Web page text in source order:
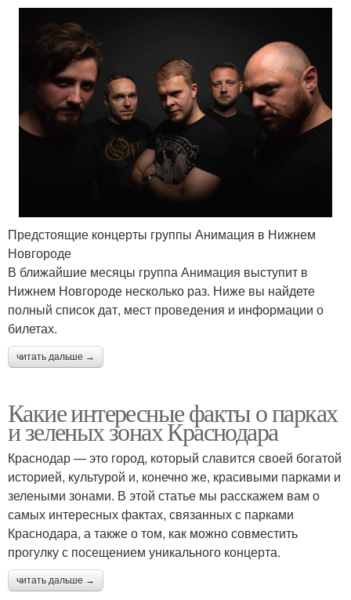
Предстоящие концерты группы Анимация в Нижнем
Новгороде
В ближайшие месяцы группа Анимация выступит в
Нижнем Новгороде несколько раз. Ниже вы найдете
полный список дат, мест проведения и информации о
билетах.
читать дальше →
Какие интересные факты о парках
и зеленых зонах Краснодара
Краснодар — это город, который славится своей богатой
историей, культурой и, конечно же, красивыми парками и
зелеными зонами. В этой статье мы расскажем вам о
самых интересных фактах, связанных с парками
Краснодара, а также о том, как можно совместить
прогулку с посещением уникального концерта.
читать дальше →